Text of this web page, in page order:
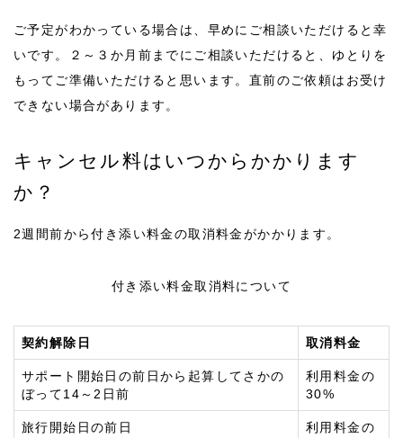
ご予定がわかっている場合は、早めにご相談いただけると幸
いです。２～３か月前までにご相談いただけると、ゆとりを
もってご準備いただけると思います。直前のご依頼はお受け
できない場合があります。
キャンセル料はいつからかかります
か？
2週間前から付き添い料金の取消料金がかかります。
付き添い料金取消料について
契約解除日 取消料金
サポート開始日の前日から起算してさかの
ぼって14～2日前
利用料金の
30%
旅行開始日の前日
利用料金の